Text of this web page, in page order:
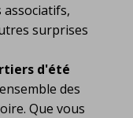
surprises
d'été
des
Que vous